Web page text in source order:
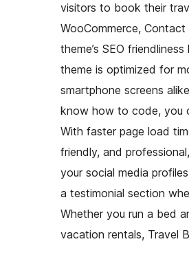
visitors to book their
WooCommerce,
theme’s SEO
theme is optimized for
smartphone screens
know how to code, you
With faster page load
friendly, and
your social media
a testimonial section
Whether you run a bed
vacation rentals, Travel